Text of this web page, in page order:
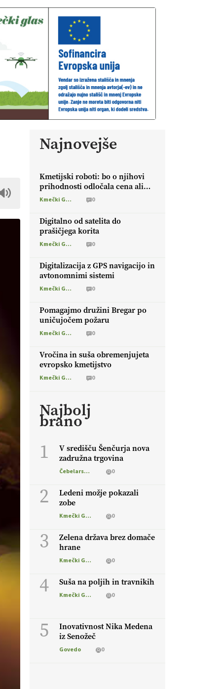
Najnovejše
Kmetijski roboti: bo o njihovi
prihodnosti odločala cena ali
prednosti za kmetijo?
Kmečki Glas 0
Digitalno od satelita do
prašičjega korita
Kmečki Glas 0
Digitalizacija z GPS navigacijo in
avtonomnimi sistemi
Kmečki Glas 0
Pomagajmo družini Bregar po
uničujočem požaru
Kmečki Glas 0
Vročina in suša obremenjujeta
evropsko kmetijstvo
Kmečki Glas 0
Najbolj
brano
1
V središču Šenčurja nova
zadružna trgovina
Čebelarstvo 0
2
Ledeni možje pokazali
zobe
Kmečki Glas 0
3
Zelena država brez domače
hrane
Kmečki Glas 0
4 Suša na poljih in travnikih
Kmečki Glas 0
5
Inovativnost Nika Medena
iz Senožeč
Govedo 0